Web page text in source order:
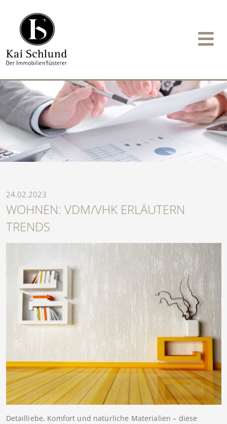
24.02.2023
WOHNEN: VDM/VHK ERLÄUTERN
TRENDS
Detailliebe, Komfort und natürliche Materialien – diese